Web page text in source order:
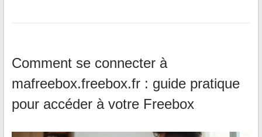
Comment se connecter à
mafreebox.freebox.fr : guide pratique
pour accéder à votre Freebox